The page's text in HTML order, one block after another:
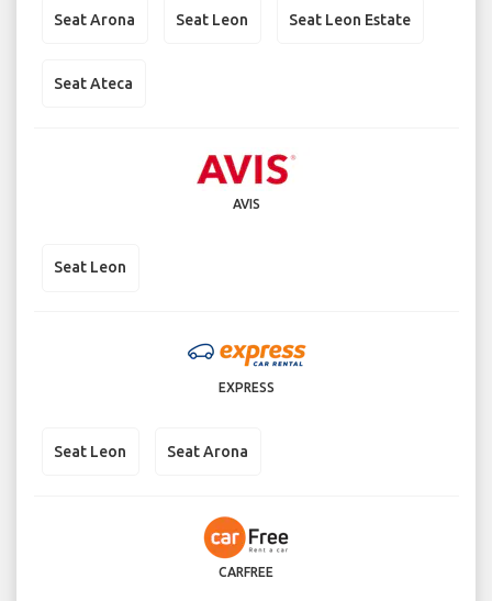
Seat Arona Seat Leon Seat Leon Estate
Seat Ateca
AVIS
Seat Leon
EXPRESS
Seat Leon Seat Arona
CARFREE